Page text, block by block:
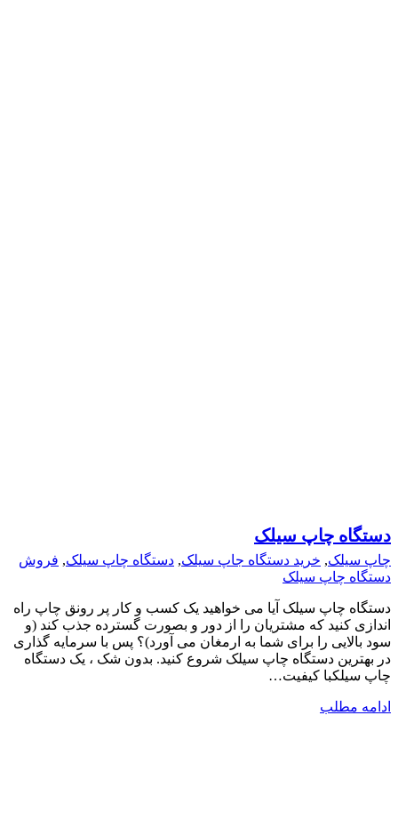
دستگاه چاپ سیلک
چاپ سیلک, خرید دستگاه جاپ سیلک, دستگاه چاپ سیلک, فروش
دستگاه چاپ سیلک
دستگاه چاپ سیلک آیا می خواهید یک کسب و کار پر رونق چاپ راه
اندازی کنید که مشتریان را از دور و بصورت گسترده جذب کند (و
سود بالایی را برای شما به ارمغان می آورد)؟ پس با سرمایه گذاری
در بهترین دستگاه چاپ سیلک شروع کنید. بدون شک ، یک دستگاه
چاپ سیلکبا کیفیت…
ادامه مطلب